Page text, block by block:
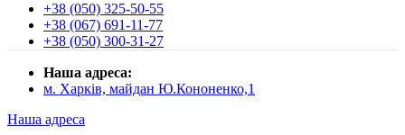
+38 (050) 325-50-55
+38 (067) 691-11-77
+38 (050) 300-31-27
Наша адреса:
м. Харків, майдан Ю.Кононенко,1
Наша адреса